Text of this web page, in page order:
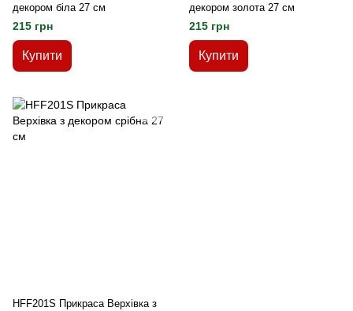
декором біла 27 см
215 грн
Купити
декором золота 27 см
215 грн
Купити
HFF201S Прикраса Верхівка з